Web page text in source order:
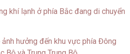
khí lạnh ở phía Bắc đang di chuyển
hưởng đến khu vực phía Đông